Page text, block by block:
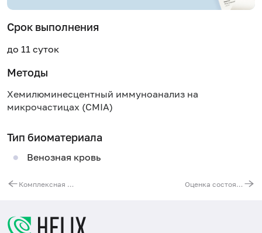
Срок выполнения
до 11 суток
Методы
Хемилюминесцентный иммуноанализ на
микрочастицах (CMIA)
Тип биоматериала
Венозная кровь
Комплексная диагностика ОРВИ (все виды ОРВИ + COVID-19) Оценка состояния здоровья после СOVID-19